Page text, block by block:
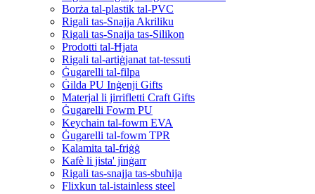
Borża tal-plastik tal-PVC
Rigali tas-Snajja Akriliku
Rigali tas-Snajja tas-Silikon
Prodotti tal-Ħjata
Rigali tal-artiġjanat tat-tessuti
Ġugarelli tal-filpa
Ġilda PU Inġenji Gifts
Materjal li jirrifletti Craft Gifts
Ġugarelli Fowm PU
Keychain tal-fowm EVA
Ġugarelli tal-fowm TPR
Kalamita tal-friġġ
Kafè li jista' jinġarr
Rigali tas-snajja tas-sbuħija
Flixkun tal-istainless steel